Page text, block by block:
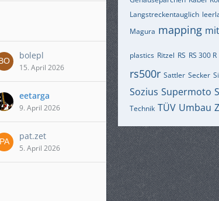
bolepl
15. April 2026
eetarga
9. April 2026
pat.zet
5. April 2026
Langstreckentauglich
Magura mapping
plastics Ritzel RS RS 300 R
rs500r Sattler Secker
Sozius Supermoto
Technik TÜV Umbau